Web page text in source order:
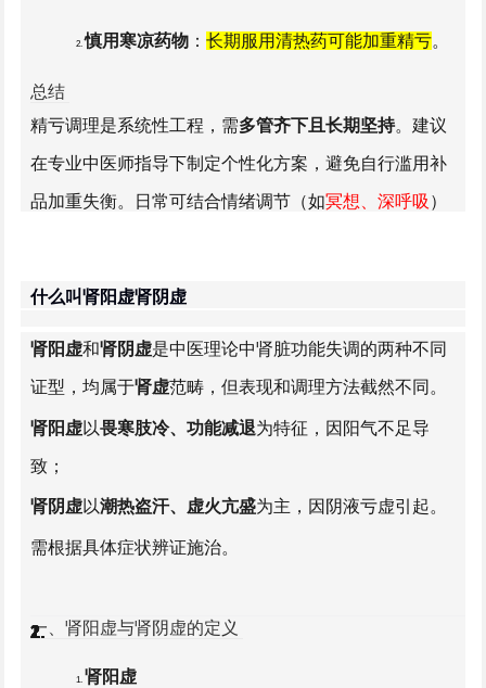
慎用寒凉药物： 长期服用清热药可能加重精亏。
整方案。
总结
精亏调理是系统性工程，需多管齐下且长期坚持。建议
在专业中医师指导下制定个性化方案，避免自行滥用补
品加重失衡。日常可结合情绪调节（如冥想、深呼吸 ）
什么叫肾阳虚肾阴虚
肾阳虚和肾阴虚是中医理论中肾脏功能失调的两种不同
证型，均属于肾虚范畴，但表现和调理方法截然不同。
肾阳虚以畏寒肢冷、功能减退为特征，因阳气不足导
致；
肾阴虚以潮热盗汗、虚火亢盛为主，因阴液亏虚引起。
需根据具体症状辨证施治。
一、肾阳虚与肾阴虚的定义
肾阳虚
1.
2.
1.
2.
1.
2.
1.
2.